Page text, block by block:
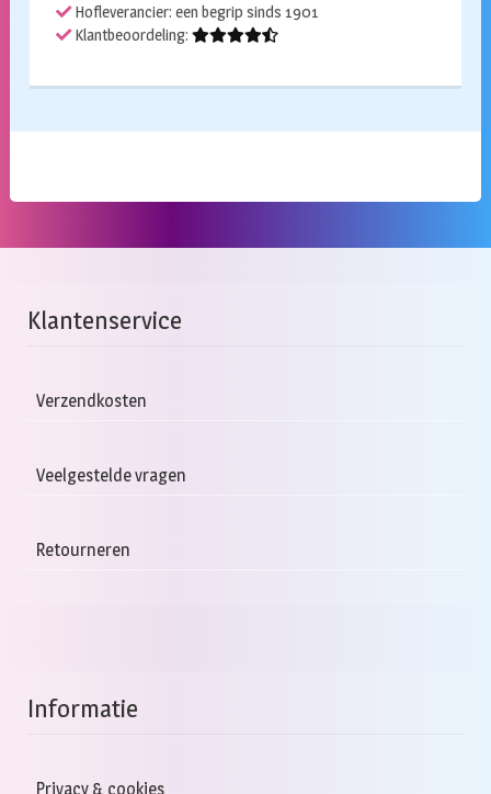
Hofleverancier: een begrip sinds 1901
Klantbeoordeling:
Klantenservice
Verzendkosten
Veelgestelde vragen
Retourneren
Informatie
Privacy & cookies